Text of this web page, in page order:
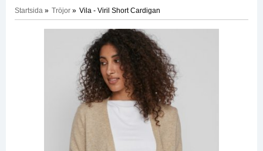
Startsida » Tröjor » Vila - Viril Short Cardigan